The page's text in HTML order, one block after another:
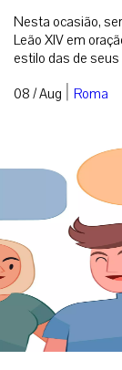
Nesta ocasião,
Leão XIV em
estilo das de seus
08 / Aug | Roma